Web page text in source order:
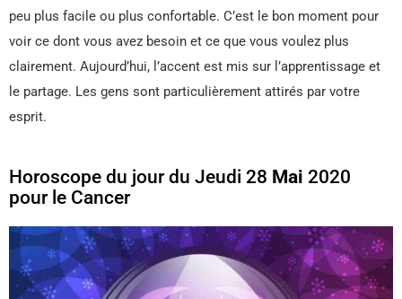
peu plus facile ou plus confortable. C’est le bon moment pour
voir ce dont vous avez besoin et ce que vous voulez plus
clairement. Aujourd’hui, l’accent est mis sur l’apprentissage et
le partage. Les gens sont particulièrement attirés par votre
esprit.
Horoscope du jour du Jeudi 28 Mai 2020
pour le Cancer